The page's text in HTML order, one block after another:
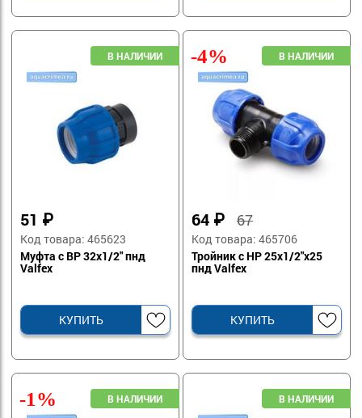
51 ₽
Код товара: 465623
Муфта с ВР 32х1/2" пнд
Valfex
КУПИТЬ
64 ₽67
Код товара: 465706
Тройник с НР 25х1/2"х25
пнд Valfex
КУПИТЬ
-4%
-1%